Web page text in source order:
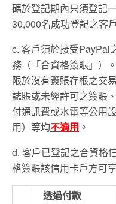
碼於登記期內只須登記
30,000名成功登記之客
c. 客戶須於接受PayPal
務（「合資格簽賬」）
限於沒有簽賬存根之交
誌賬或未經許可之簽賬
付通訊費或水電等公用
用）等均不適用 。
d. 客戶已登記之合資格
格簽賬該信用卡戶方可
透過付款